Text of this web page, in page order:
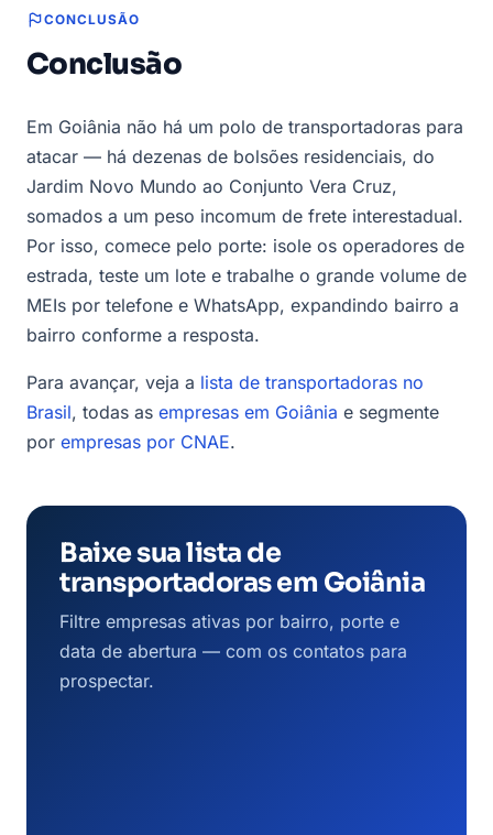
CONCLUSÃO
Conclusão
Em Goiânia não há um polo de transportadoras para
atacar — há dezenas de bolsões residenciais, do
Jardim Novo Mundo ao Conjunto Vera Cruz,
somados a um peso incomum de frete interestadual.
Por isso, comece pelo porte: isole os operadores de
estrada, teste um lote e trabalhe o grande volume de
MEIs por telefone e WhatsApp, expandindo bairro a
bairro conforme a resposta.
Para avançar, veja a lista de transportadoras no
Brasil, todas as empresas em Goiânia e segmente
por empresas por CNAE.
Baixe sua lista de
transportadoras em Goiânia
Filtre empresas ativas por bairro, porte e
data de abertura — com os contatos para
prospectar.